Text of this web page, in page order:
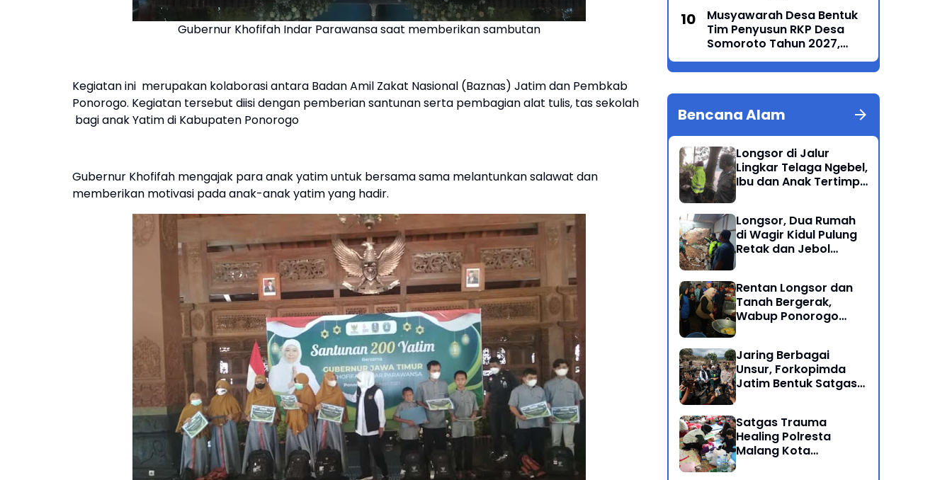
Gubernur Khofifah Indar Parawansa saat memberikan sambutan
Kegiatan ini merupakan kolaborasi antara Badan Amil Zakat Nasional (Baznas) Jatim dan Pembkab
Ponorogo. Kegiatan tersebut diisi dengan pemberian santunan serta pembagian alat tulis, tas sekolah
bagi anak Yatim di Kabupaten Ponorogo
Gubernur Khofifah mengajak para anak yatim untuk bersama sama melantunkan salawat dan
memberikan motivasi pada anak-anak yatim yang hadir.
Musyawarah Desa Bentuk
Tim Penyusun RKP Desa
Somoroto Tahun 2027,
Partisipatif
Bencana Alam
Longsor di Jalur
Lingkar Telaga Ngebel,
Ibu dan Anak Tertimpa
Longsor, Dua Rumah
di Wagir Kidul Pulung
Retak dan Jebol
Rentan Longsor dan
Tanah Bergerak,
Wabup Ponorogo
Pengungsian
Jaring Berbagai
Unsur, Forkopimda
Jatim Bentuk Satgas
Satgas Trauma
Healing Polresta
Malang Kota